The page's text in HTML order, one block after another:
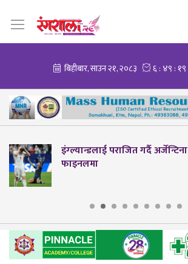
इंग्ल्यान्डलाई पराजित गर्दै
फाइनलमा